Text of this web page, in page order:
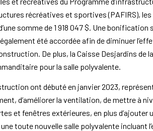
récréatives et sportives (PAFIRS),
somme de 1 918 047 $. Une bonification
été accordée afin de diminuer
De plus, la Caisse Desjardins de
pour la salle polyvalente.
ont débuté en janvier 2023,
d’améliorer la ventilation, de mettre à
et fenêtres extérieures, en plus d’ajouter
toute nouvelle salle polyvalente incluant